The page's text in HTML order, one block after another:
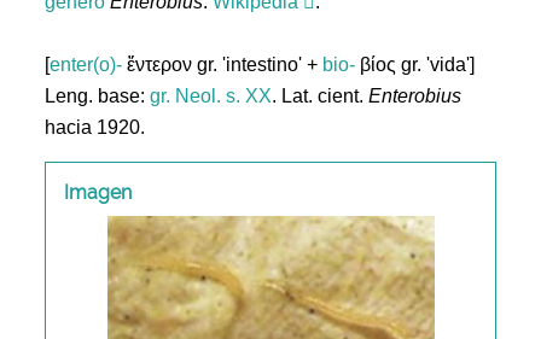
[enter(o)- ἔντερον gr. 'intestino' + bio- βίος gr. 'vida']
Leng. base:gr. Neol. s. XX. Lat. cient.Enterobius
hacia 1920.
Imagen